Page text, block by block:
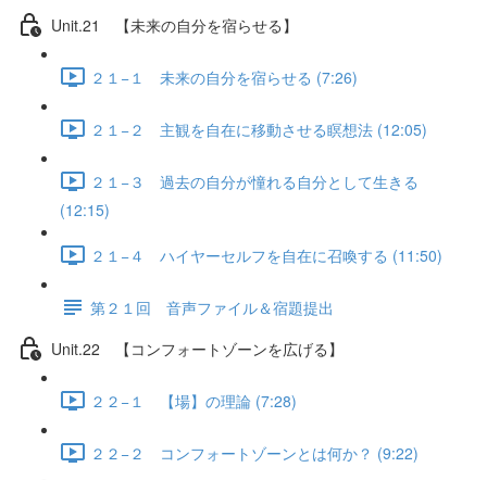
Unit.21 【未来の自分を宿らせる】
２１−１ 未来の自分を宿らせる (7:26)
２１−２ 主観を自在に移動させる瞑想法 (12:05)
２１−３ 過去の自分が憧れる自分として生きる
(12:15)
２１−４ ハイヤーセルフを自在に召喚する (11:50)
第２１回 音声ファイル＆宿題提出
Unit.22 【コンフォートゾーンを広げる】
２２−１ 【場】の理論 (7:28)
２２−２ コンフォートゾーンとは何か？ (9:22)